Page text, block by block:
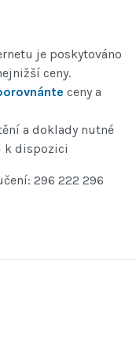
je poskytováno
ceny.
ceny a
a doklady nutné
k dispozici
296 222 296